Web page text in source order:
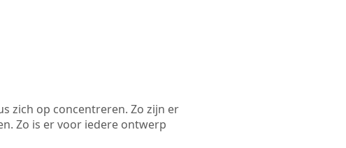
zich op concentreren. Zo zijn er
Zo is er voor iedere ontwerp